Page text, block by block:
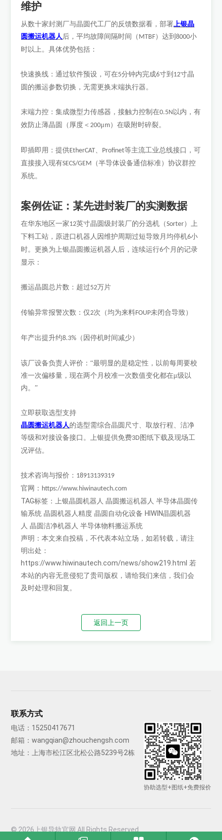
维护
从数十家封测厂与晶圆代工厂的反馈数据看，部署 上银晶
圆搬运机器人 后，平均故障间隔时间（ MTBF）达到8000小
时以上。具体优势包括：
快速换线：通过软件预设，可在5分钟内完成6寸到 12寸晶
圆的搬运参数切换，无需更换末端执行器。
末端力控：集成微型力传感器，接触力控制在0.5N 以内，有
效防止薄晶圆（厚度＜200μm）在吸附时碎裂。
即插即用：提供EtherCAT、 Profinet等主流工业总线接口，可
直接接入现有SECS/GEM （半导体设备通信标准）协议群控
系统。
案例佐证：某先进封装厂的实测数据
在华东地区一家12英寸晶圆级封装厂的分选机（Sorter）上
下料工站，原进口机器人因维护周期过短导致月均停机6小
时。更换为上银晶圆搬运机器人后，连续运行6个月的记录
显示：
搬运晶圆总片数：超过52万片
传输异常报警次数：仅2次（均为来料FOUP未闭合导致）
年产出提升约8.3% （因停机时间减少）
该厂设备负责人评价：“最明显的是稳定性，以前每周要校
准一次偏移量，现在两个月校准一次数值变化都在μ级以
内。”
立即获取选型支持
晶圆搬运机器人 的选型需综合晶圆尺寸、取放行程、洁净
等级和对接设备接口。上银提供免费3D 图纸下载及现场工
况评估。
技术咨询与报价： 18913139319
官网： https://www.hiwinautech.com
TAG标签： 上银晶圆机器人 晶圆搬运机器人 半导体晶圆传
输系统 晶圆机器人精度 晶圆自动化设备 HIWIN晶圆机器
人 晶圆洁净机器人 半导体物料搬运系统
声明：本文来自投稿，不代表本站立场，如若转载，请注
明出处：
https://www.hiwinautech.com/news/show219.html 若
本站的内容无意侵犯了贵司版权，请给我们来信，我们会
及时处理和回复。
返回上一页
联系方式
电话： 15250417671
邮箱：wangqian@zhouchengsh.com
地址：上海市松江区北松公路5239号2栋
协助选型+图纸+免费报价
© 2026上银导轨官网 All Rights Reserved